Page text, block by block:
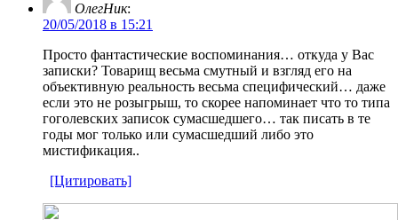
ОлегНик:
20/05/2018 в 15:21
Просто фантастические воспоминания… откуда у Вас
записки? Товарищ весьма смутный и взгляд его на
объективную реальность весьма специфический… даже
если это не розыгрыш, то скорее напоминает что то типа
гоголевских записок сумасшедшего… так писать в те
годы мог только или сумасшедший либо это
мистификация..
[Цитировать]